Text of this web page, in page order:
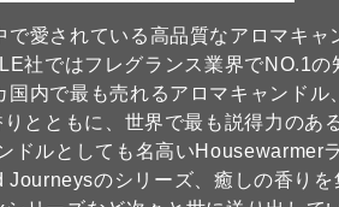
で愛されている高品質なアロマキ
社ではフレグランス業界でNO.1
内で最も売れるアロマキャンドル
とともに、世界で最も説得力のあ
ドルとしても名高いHousewarmer
Journeysのシリーズ、癒しの香り